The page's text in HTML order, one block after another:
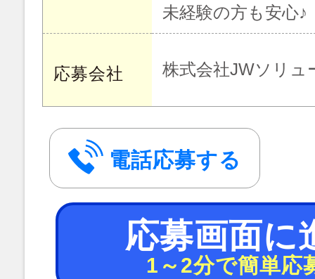
未経験の方も安心♪
応募会社 株式会社JWソリュ
電話応募する
応募画面に
1～2分で簡単応